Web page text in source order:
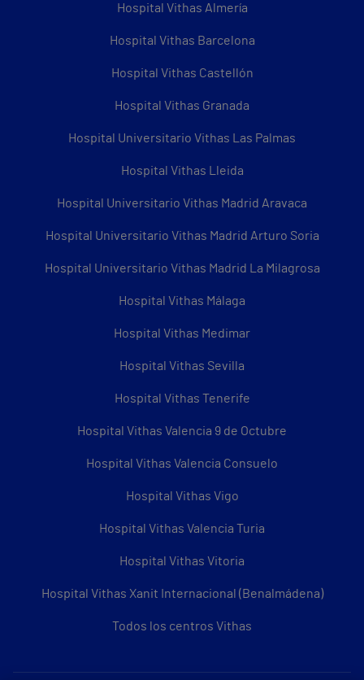
Hospital Vithas Almería
Hospital Vithas Barcelona
Hospital Vithas Castellón
Hospital Vithas Granada
Hospital Universitario Vithas Las Palmas
Hospital Vithas Lleida
Hospital Universitario Vithas Madrid Aravaca
Hospital Universitario Vithas Madrid Arturo Soria
Hospital Universitario Vithas Madrid La Milagrosa
Hospital Vithas Málaga
Hospital Vithas Medimar
Hospital Vithas Sevilla
Hospital Vithas Tenerife
Hospital Vithas Valencia 9 de Octubre
Hospital Vithas Valencia Consuelo
Hospital Vithas Vigo
Hospital Vithas Valencia Turia
Hospital Vithas Vitoria
Hospital Vithas Xanit Internacional (Benalmádena)
Todos los centros Vithas